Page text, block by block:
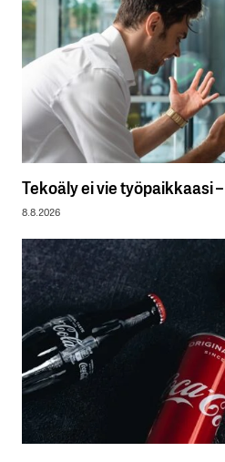
Tekoäly ei vie työpaikkaasi
8.8.2026